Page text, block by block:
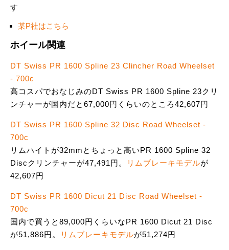
す
某P社はこちら
ホイール関連
DT Swiss PR 1600 Spline 23 Clincher Road Wheelset
- 700c
高コスパでおなじみのDT Swiss PR 1600 Spline 23クリ
ンチャーが国内だと67,000円くらいのところ42,607円
DT Swiss PR 1600 Spline 32 Disc Road Wheelset -
700c
リムハイトが32mmとちょっと高いPR 1600 Spline 32
Discクリンチャーが47,491円。
リムブレーキモデルが
42,607円
DT Swiss PR 1600 Dicut 21 Disc Road Wheelset -
700c
国内で買うと89,000円くらいなPR 1600 Dicut 21 Disc
が51,886円。
リムブレーキモデルが51,274円